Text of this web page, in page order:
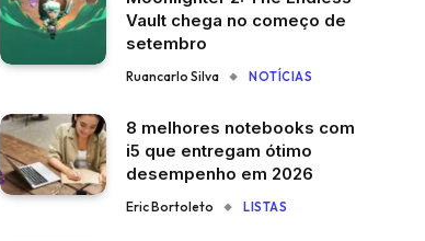
Vault chega no começo de
setembro
Ruancarlo Silva NOTÍCIAS
8 melhores notebooks com
i5 que entregam ótimo
desempenho em 2026
Eric Bortoleto LISTAS